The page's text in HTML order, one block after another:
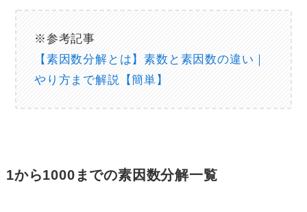
※参考記事
【素因数分解とは】素数と素因数の違い｜
やり方まで解説【簡単】
1から1000までの素因数分解一覧